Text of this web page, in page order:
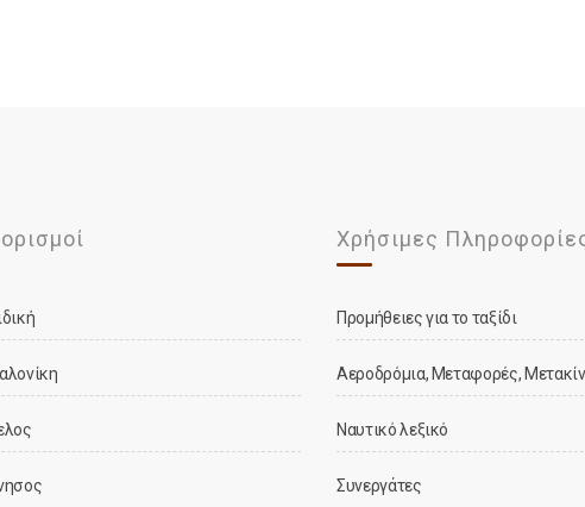
Χρήσιμες
Προμήθειες για το ταξίδι
Αεροδρόμια, Μεταφορές,
Ναυτικό λεξικό
Συνεργάτες